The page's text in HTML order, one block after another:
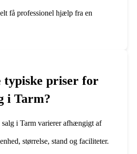
få professionel hjælp fra en
typiske priser for
i Tarm?
salg i Tarm varierer afhængigt af
størrelse, stand og faciliteter.